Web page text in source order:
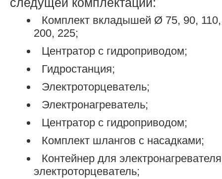
Комплект вкладышей Ø 75, 90,
200, 225;
Центратор с гидроприводом;
Гидростанция;
Электроторцеватель;
Электронагреватель;
Центратор с гидроприводом;
Комплект шлангов с насадками;
Контейнер для
электроторцеватель;